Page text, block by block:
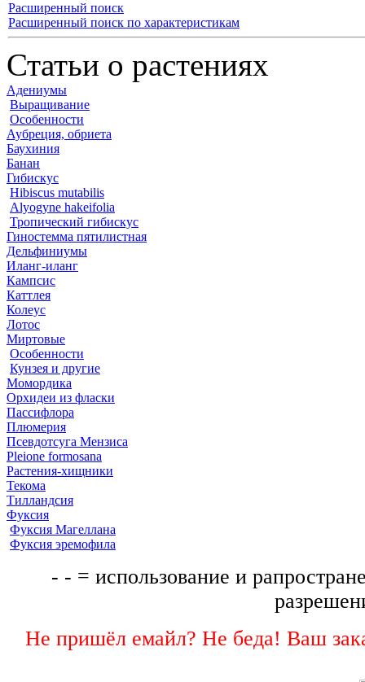
Расширенный поиск
Расширенный поиск по характеристикам
Статьи о растениях
Адениумы
Выращивание
Особенности
Аубреция, обриета
Баухиния
Банан
Гибискус
Hibiscus mutabilis
Alyogyne hakeifolia
Тропический гибискус
Гиностемма пятилистная
Дельфиниумы
Иланг-иланг
Кампсис
Каттлея
Колеус
Лотос
Миртовые
Особенности
Кунзея и другие
Момордика
Орхидеи из фласки
Пассифлора
Плюмерия
Псевдотсуга Мензиса
Pleione formosana
Растения-хищники
Текома
Тилландсия
Фуксия
Фуксия Магеллана
Фуксия эремофила
- - = использование и
Не пришёл емайл? Не беда! Ваш